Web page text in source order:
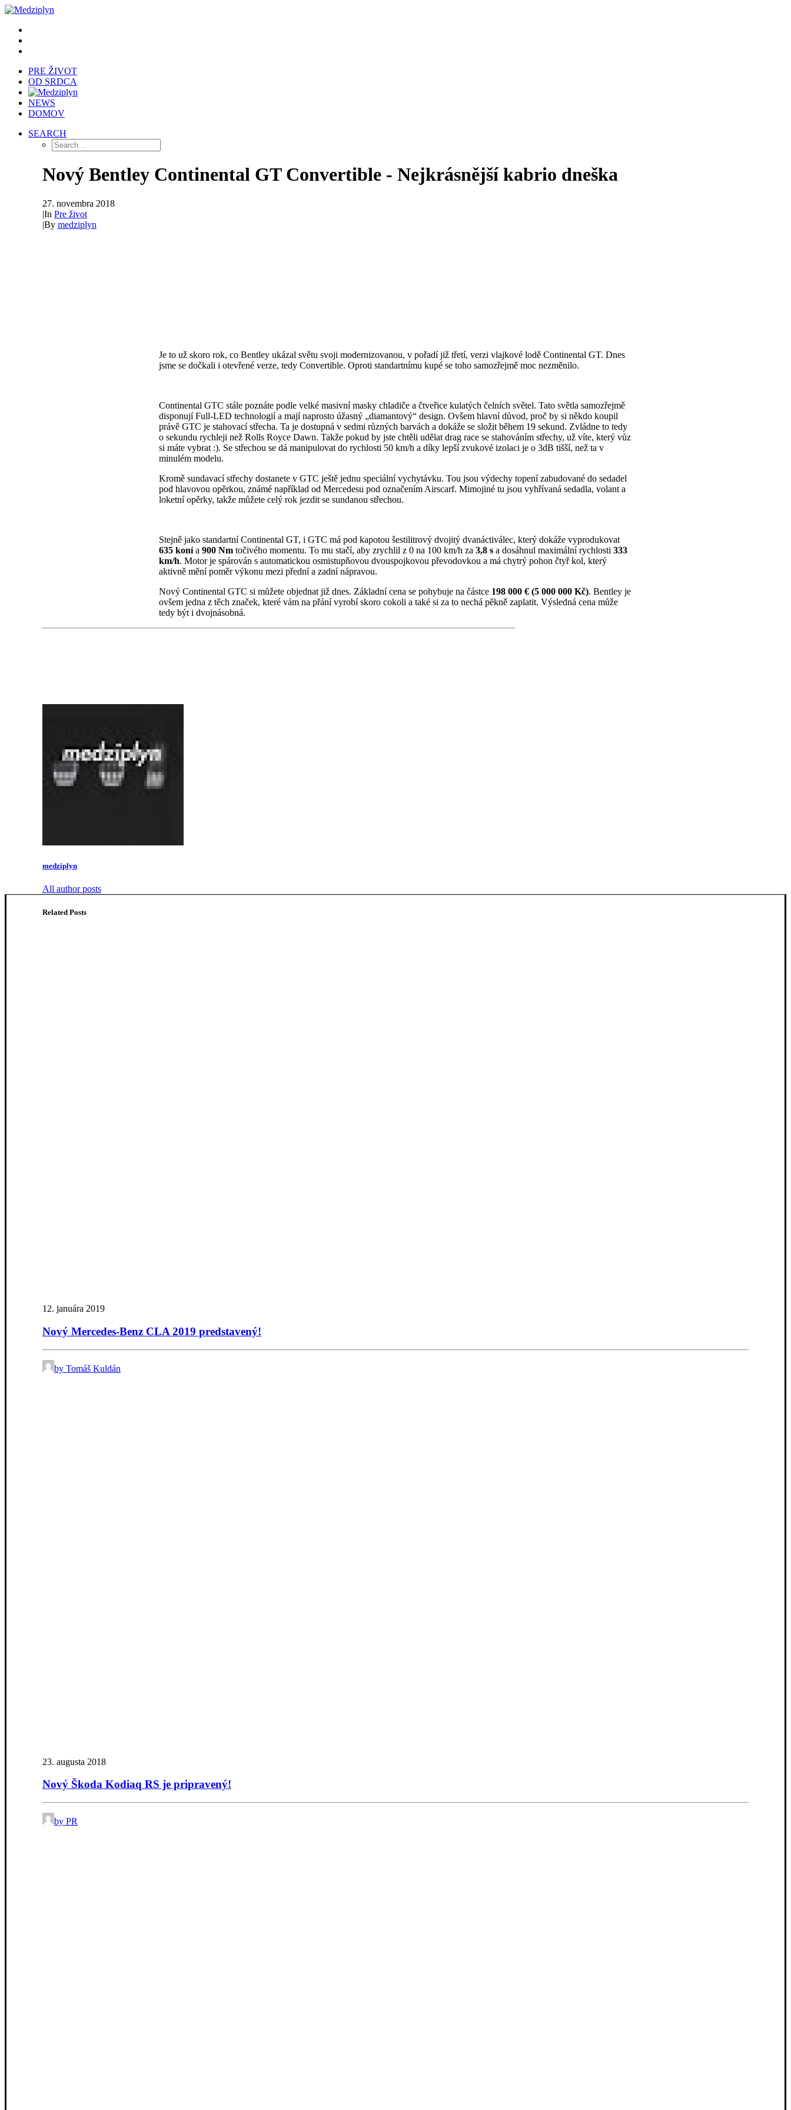
PRE ŽIVOT
OD SRDCA
NEWS
DOMOV
SEARCH
Nový Bentley Continental GT Convertible - Nejkrásnější kabrio dneška
27. novembra 2018
|In Pre život
|By medziplyn
Je to už skoro rok, co Bentley ukázal světu svoji modernizovanou, v pořadí již třetí, verzi vlajkové lodě Continental GT. Dnes
jsme se dočkali i otevřené verze, tedy Convertible. Oproti standartnímu kupé se toho samozřejmě moc nezměnilo.
Continental GTC stále poznáte podle velké masivní masky chladiče a čtveřice kulatých čelních světel. Tato světla samozřejmě
disponují Full-LED technologií a mají naprosto úžasný „diamantový“ design. Ovšem hlavní důvod, proč by si někdo koupil
právě GTC je stahovací střecha. Ta je dostupná v sedmi různých barvách a dokáže se složit během 19 sekund. Zvládne to tedy
o sekundu rychleji než Rolls Royce Dawn. Takže pokud by jste chtěli udělat drag race se stahováním střechy, už víte, který vůz
si máte vybrat :). Se střechou se dá manipulovat do rychlosti 50 km/h a díky lepší zvukové izolaci je o 3dB tišší, než ta v
minulém modelu.
Kromě sundavací střechy dostanete v GTC ještě jednu speciální vychytávku. Tou jsou výdechy topení zabudované do sedadel
pod hlavovou opěrkou, známé například od Mercedesu pod označením Airscarf. Mimojiné tu jsou vyhřívaná sedadla, volant a
loketní opěrky, takže můžete celý rok jezdit se sundanou střechou.
Stejně jako standartní Continental GT, i GTC má pod kapotou šestilitrový dvojitý dvanáctiválec, který dokáže vyprodukovat
635 konía 900 Nm točivého momentu. To mu stačí, aby zrychlil z 0 na 100 km/h za 3,8 s a dosáhnul maximální rychlosti 333
km/h. Motor je spárován s automatickou osmistupňovou dvouspojkovou převodovkou a má chytrý pohon čtyř kol, který
aktivně mění poměr výkonu mezi přední a zadní nápravou.
Nový Continental GTC si můžete objednat již dnes. Základní cena se pohybuje na částce 198 000 € (5 000 000 Kč). Bentley je
ovšem jedna z těch značek, které vám na přání vyrobí skoro cokoli a také si za to nechá pěkně zaplatit. Výsledná cena může
tedy být i dvojnásobná.
medziplyn
All author posts
Related Posts
12. januára 2019
Nový Mercedes-Benz CLA 2019 predstavený!
by Tomáš Kuldán
23. augusta 2018
Nový Škoda Kodiaq RS je pripravený!
by PR